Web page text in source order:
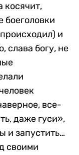
косячит,
боеголовки
и
слава богу, не
все-
даже гуси»,
и запустить…
своими